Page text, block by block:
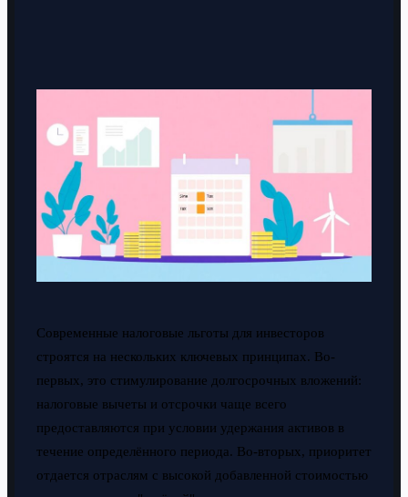
Современные налоговые льготы для инвесторов
строятся на нескольких ключевых принципах. Во-
первых, это стимулирование долгосрочных вложений:
налоговые вычеты и отсрочки чаще всего
предоставляются при условии удержания активов в
течение определённого периода. Во-вторых, приоритет
отдается отраслям с высокой добавленной стоимостью